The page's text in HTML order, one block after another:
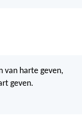
van harte geven,
geven.